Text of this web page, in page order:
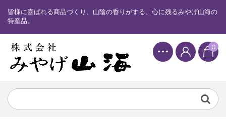
皆様に喜ばれる商品づくり、山陰の香りがする、心に残るみやげ山海の
特産品。
0
カード情報が適切ではありません。「カード...
特集
2026.7.17